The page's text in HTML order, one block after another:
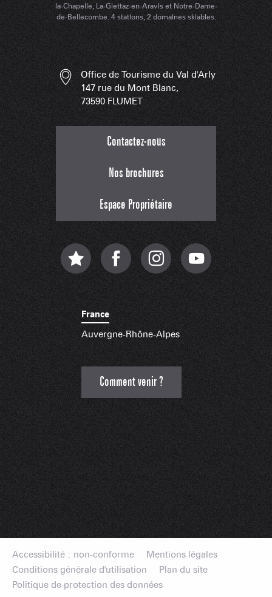
la-Chapelle, La-Giettaz-en-Aravis et Notre-Dame-
de-Bellecombe. 4 stations, 2 domaines skiables.
Office de Tourisme du Val d'Arly
147 rue du Mont Blanc,
73590 FLUMET
Contactez-nous
Nos brochures
Espace Propriétaire
France
Auvergne-Rhône-Alpes
Comment venir ?
Accessibilité : non-conforme
Mentions légales
Conditions générale d'utilisation
Plan du site
Politique de protection des données